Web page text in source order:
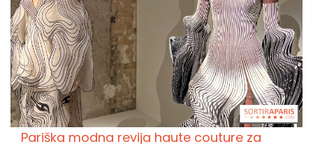
Pariška modna revija haute couture za